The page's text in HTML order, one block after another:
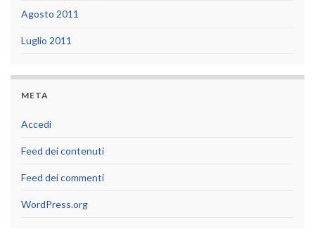
Agosto 2011
Luglio 2011
META
Accedi
Feed dei contenuti
Feed dei commenti
WordPress.org